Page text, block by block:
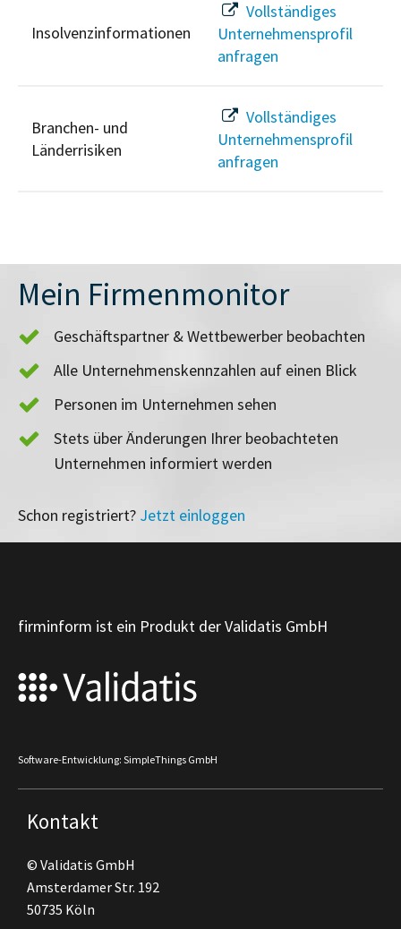
Insolvenzinformationen
Vollständiges
Unternehmensprofil
anfragen
Branchen- und
Länderrisiken
Vollständiges
Unternehmensprofil
anfragen
Mein Firmenmonitor
Geschäftspartner & Wettbewerber beobachten
Alle Unternehmenskennzahlen auf einen Blick
Personen im Unternehmen sehen
Stets über Änderungen Ihrer beobachteten
Unternehmen informiert werden
Schon registriert? Jetzt einloggen
firminform ist ein Produkt der Validatis GmbH
Software-Entwicklung: SimpleThings GmbH
Kontakt
© Validatis GmbH
Amsterdamer Str. 192
50735 Köln